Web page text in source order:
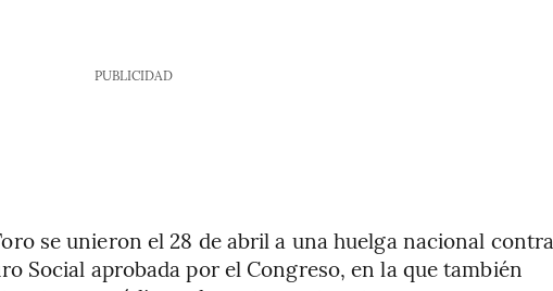
PUBLICIDAD
se unieron el 28 de abril a una huelga nacional contra
Social aprobada por el Congreso, en la que también